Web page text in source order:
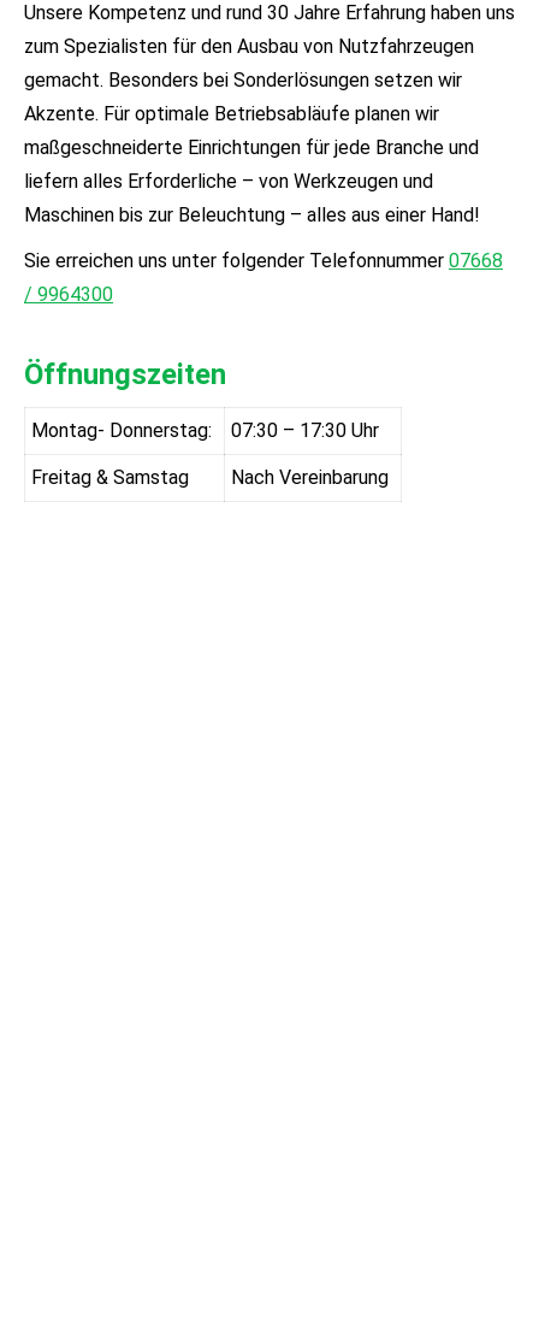
Unsere Kompetenz und rund 30 Jahre Erfahrung haben uns
zum Spezialisten für den Ausbau von Nutzfahrzeugen
gemacht. Besonders bei Sonderlösungen setzen wir
Akzente. Für optimale Betriebsabläufe planen wir
maßgeschneiderte Einrichtungen für jede Branche und
liefern alles Erforderliche – von Werkzeugen und
Maschinen bis zur Beleuchtung – alles aus einer Hand!
Sie erreichen uns unter folgender Telefonnummer 07668
/ 9964300
Öffnungszeiten
Montag- Donnerstag: 07:30 – 17:30 Uhr
Freitag & Samstag Nach Vereinbarung